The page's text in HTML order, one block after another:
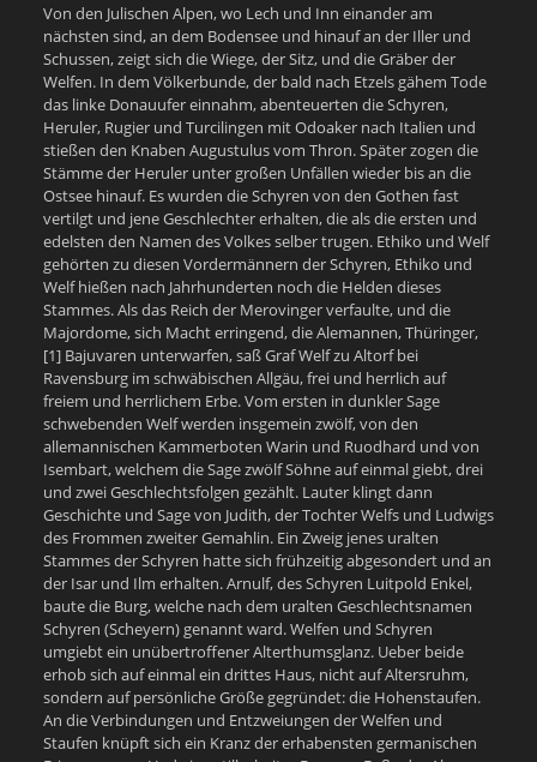
Von den Julischen Alpen, wo Lech und Inn einander am
nächsten sind, an dem Bodensee und hinauf an der Iller und
Schussen, zeigt sich die Wiege, der Sitz, und die Gräber der
Welfen. In dem Völkerbunde, der bald nach Etzels gähem Tode
das linke Donauufer einnahm, abenteuerten die Schyren,
Heruler, Rugier und Turcilingen mit Odoaker nach Italien und
stießen den Knaben Augustulus vom Thron. Später zogen die
Stämme der Heruler unter großen Unfällen wieder bis an die
Ostsee hinauf. Es wurden die Schyren von den Gothen fast
vertilgt und jene Geschlechter erhalten, die als die ersten und
edelsten den Namen des Volkes selber trugen. Ethiko und Welf
gehörten zu diesen Vordermännern der Schyren, Ethiko und
Welf hießen nach Jahrhunderten noch die Helden dieses
Stammes. Als das Reich der Merovinger verfaulte, und die
Majordome, sich Macht erringend, die Alemannen, Thüringer,
[1] Bajuvaren unterwarfen, saß Graf Welf zu Altorf bei
Ravensburg im schwäbischen Allgäu, frei und herrlich auf
freiem und herrlichem Erbe. Vom ersten in dunkler Sage
schwebenden Welf werden insgemein zwölf, von den
allemannischen Kammerboten Warin und Ruodhard und von
Isembart, welchem die Sage zwölf Söhne auf einmal giebt, drei
und zwei Geschlechtsfolgen gezählt. Lauter klingt dann
Geschichte und Sage von Judith, der Tochter Welfs und Ludwigs
des Frommen zweiter Gemahlin. Ein Zweig jenes uralten
Stammes der Schyren hatte sich frühzeitig abgesondert und an
der Isar und Ilm erhalten. Arnulf, des Schyren Luitpold Enkel,
baute die Burg, welche nach dem uralten Geschlechtsnamen
Schyren (Scheyern) genannt ward. Welfen und Schyren
umgiebt ein unübertroffener Alterthumsglanz. Ueber beide
erhob sich auf einmal ein drittes Haus, nicht auf Altersruhm,
sondern auf persönliche Größe gegründet: die Hohenstaufen.
An die Verbindungen und Entzweiungen der Welfen und
Staufen knüpft sich ein Kranz der erhabensten germanischen